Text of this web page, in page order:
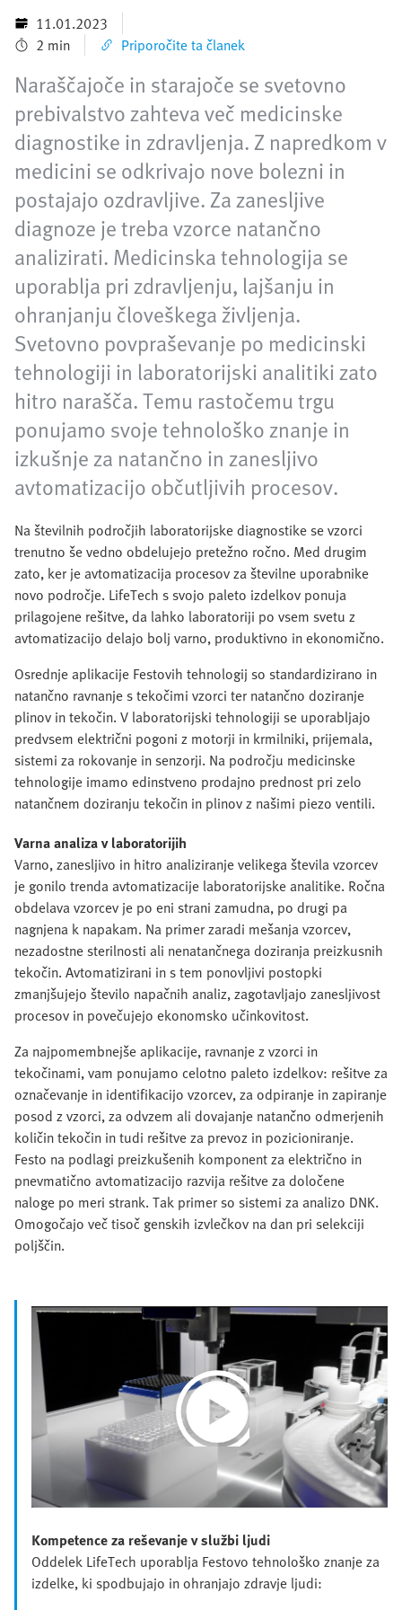
11.01.2023
2 min
Priporočite ta članek
Naraščajoče in starajoče se svetovno
prebivalstvo zahteva več medicinske
diagnostike in zdravljenja. Z napredkom v
medicini se odkrivajo nove bolezni in
postajajo ozdravljive. Za zanesljive
diagnoze je treba vzorce natančno
analizirati. Medicinska tehnologija se
uporablja pri zdravljenju, lajšanju in
ohranjanju človeškega življenja.
Svetovno povpraševanje po medicinski
tehnologiji in laboratorijski analitiki zato
hitro narašča. Temu rastočemu trgu
ponujamo svoje tehnološko znanje in
izkušnje za natančno in zanesljivo
avtomatizacijo občutljivih procesov. ​
Na številnih področjih laboratorijske diagnostike se vzorci
trenutno še vedno obdelujejo pretežno ročno. Med drugim
zato, ker je avtomatizacija procesov za številne uporabnike
novo področje. LifeTech s svojo paleto izdelkov ponuja
prilagojene rešitve, da lahko laboratoriji po vsem svetu z
avtomatizacijo delajo bolj varno, produktivno in ekonomično.
Osrednje aplikacije Festovih tehnologij so standardizirano in
natančno ravnanje s tekočimi vzorci ter natančno doziranje
plinov in tekočin. V laboratorijski tehnologiji se uporabljajo
predvsem električni pogoni z motorji in krmilniki, prijemala,
sistemi za rokovanje in senzorji. Na področju medicinske
tehnologije imamo edinstveno prodajno prednost pri zelo
natančnem doziranju tekočin in plinov z našimi piezo ventili.
Varna analiza v laboratorijih
Varno, zanesljivo in hitro analiziranje velikega števila vzorcev
je gonilo trenda avtomatizacije laboratorijske analitike. Ročna
obdelava vzorcev je po eni strani zamudna, po drugi pa
nagnjena k napakam. Na primer zaradi mešanja vzorcev,
nezadostne sterilnosti ali nenatančnega doziranja preizkusnih
tekočin. Avtomatizirani in s tem ponovljivi postopki
zmanjšujejo število napačnih analiz, zagotavljajo zanesljivost
procesov in povečujejo ekonomsko učinkovitost.
Za najpomembnejše aplikacije, ravnanje z vzorci in
tekočinami, vam ponujamo celotno paleto izdelkov: rešitve za
označevanje in identifikacijo vzorcev, za odpiranje in zapiranje
posod z vzorci, za odvzem ali dovajanje natančno odmerjenih
količin tekočin in tudi rešitve za prevoz in pozicioniranje.
Festo na podlagi preizkušenih komponent za električno in
pnevmatično avtomatizacijo razvija rešitve za določene
naloge po meri strank. Tak primer so sistemi za analizo DNK.
Omogočajo več tisoč genskih izvlečkov na dan pri selekciji
poljščin.
Play
Video
Kompetence za reševanje v službi ljudi
Oddelek LifeTech uporablja Festovo tehnološko znanje za
izdelke, ki spodbujajo in ohranjajo zdravje ljudi: